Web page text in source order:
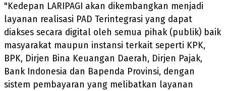
"Kedepan LARIPAGI akan dikembangkan menjadi
layanan realisasi PAD Terintegrasi yang dapat
diakses secara digital oleh semua pihak (publik) baik
masyarakat maupun instansi terkait seperti KPK,
BPK, Dirjen Bina Keuangan Daerah, Dirjen Pajak,
Bank Indonesia dan Bapenda Provinsi, dengan
sistem pembayaran yang melibatkan layanan